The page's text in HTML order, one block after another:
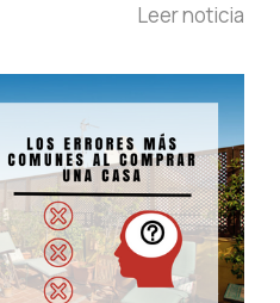
Leer noticia